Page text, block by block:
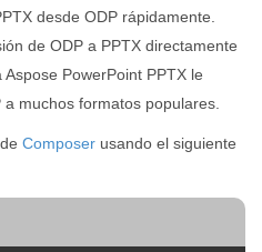
desde ODP rápidamente.
de ODP a PPTX directamente
Aspose PowerPoint PPTX le
muchos formatos populares.
Composer usando el siguiente